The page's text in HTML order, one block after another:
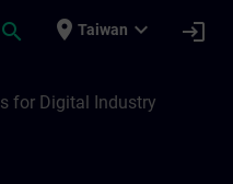
search place Taiwan expand_more login
for Digital Industry